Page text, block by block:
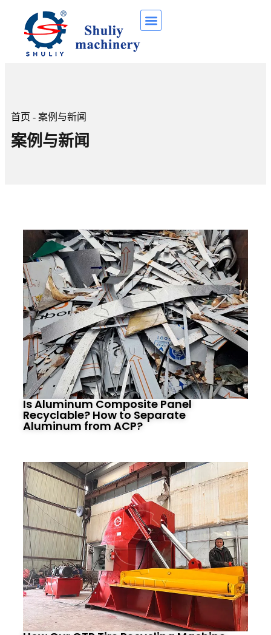
首页 - 案例与新闻
案例与新闻
Is Aluminum Composite Panel
Recyclable? How to Separate
Aluminum from ACP?